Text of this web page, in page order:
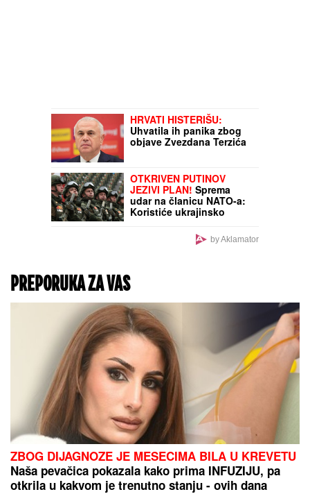
HRVATI HISTERIŠU:
Uhvatila ih panika zbog
objave Zvezdana Terzića
OTKRIVEN PUTINOV
JEZIVI PLAN! Sprema
udar na članicu NATO-a:
Koristiće ukrajinsko
GLOBALNI HAOS?!by Aklamator
PREPORUKA ZA VAS
ZBOG DIJAGNOZE JE MESECIMA BILA U KREVETU
Naša pevačica pokazala kako prima INFUZIJU, pa
otkrila u kakvom je trenutno stanju - ovih dana